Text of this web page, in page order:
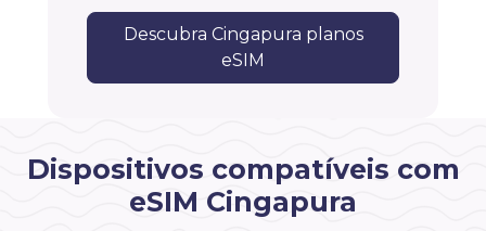
Descubra Cingapura planos
eSIM
Dispositivos compatíveis com
eSIM Cingapura